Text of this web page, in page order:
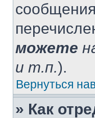
можете
и т.п.).
Вернуться
» Как